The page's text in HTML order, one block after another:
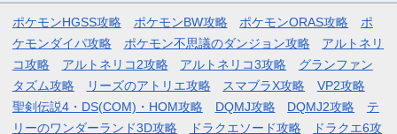
ポケモンHGSS攻略 ポケモンBW攻略 ポケモンORAS攻略
ポ
ケモンダイパ攻略
ポケモン不思議のダンジョン攻略
アルトネリ
コ攻略
アルトネリコ2攻略 アルトネリコ3攻略
グランファン
タズム攻略
リーズのアトリエ攻略 スマブラX攻略
VP2攻略
聖剣伝説4・DS(COM)・HOM攻略
DQMJ攻略 DQMJ2攻略
テ
リーのワンダーランド3D攻略
ドラクエソード攻略
ドラクエ6攻